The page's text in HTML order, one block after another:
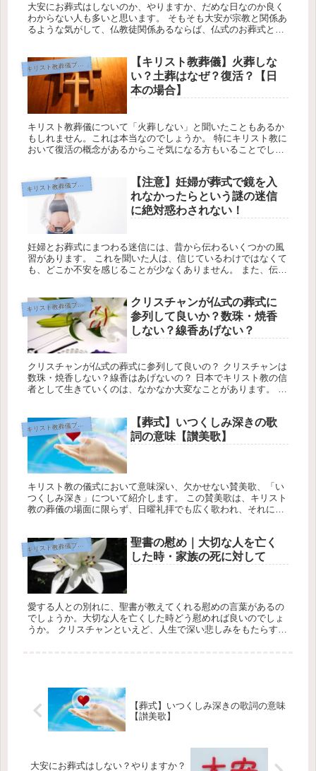
大安にお葬式はしないのか、やりますか、だめな日なのか良く
わからない人も多いと思います。 そもそも大安が宗教と関係あ
るような気がして、仏教徒関係あるならば、仏式のお葬式と関
キ
リスト教葬儀ブログ
【キリスト教葬儀】火葬しな
い？土葬はなぜ？復活？【日
本の場合】
キリスト教葬儀について「火葬しない」と聞いたこともあるか
もしれません。これは本当なのでしょうか。 特にキリスト教に
おいて復活の概念があるからこそ気になる方もいることでしょ
キ
リスト教葬儀ブログ
【注意】妊婦が葬式で鏡を入
れなかったらという謎の迷信
に絶対惑わされない！
妊婦とお葬式にまつわる迷信には、昔から伝わるいくつかの風
習があります。 これを聞いた人は、信じているわけではなくて
も、どこか不安を感じることが少なくありません。 また、伝え
キ
リスト教葬儀ブログ
クリスチャンが仏式の葬式に
参列して良いか？数珠・焼香
しない？線香あげない？
クリスチャンが仏式の葬式に参列して良いの？ クリスチャンは
数珠・焼香しない？線香はあげないの？ 日本でキリスト教の信
者として生きていくのは、なかなか大変なことがあります。 何
キ
リスト教葬儀ブログ
【葬式】いつくしみ深きの歌
詞の意味【讃美歌】
キリスト教の儀式において意味深い、欠かせない賛美歌、「い
つくしみ深き」について紹介します。 この賛美歌は、キリスト
教の葬儀の場面に限らず、日曜礼拝でも広く歌われ、それにと
キ
リスト教葬儀ブログ
聖書の慰め｜大切な人を亡く
した時・家族の死に対して
愛する人との別れに、聖書が教えてくれる慰めの言葉があるの
でしょうか。大切な人を亡くした時どう慰めれば良いのでしょ
うか。 クリスチャンといえど、人生で深い悲しみをもたらすの
【葬式】いつくしみ深きの歌詞の意味
【讃美歌】
大安にお葬式はしない？やりますか？